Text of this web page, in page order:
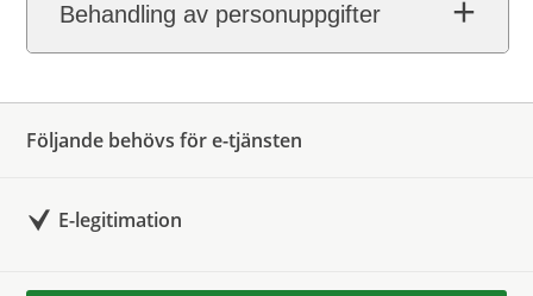
Behandling av personuppgifter
Följande behövs för e-tjänsten
E-legitimation